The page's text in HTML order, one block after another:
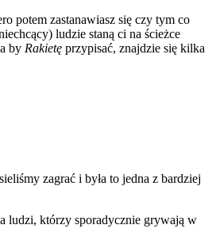
potem zastanawiasz się czy tym co
ludzie staną ci na ścieżce
by Rakietę przypisać, znajdzie się kilka
zagrać i była to jedna z bardziej
ludzi, którzy sporadycznie grywają w